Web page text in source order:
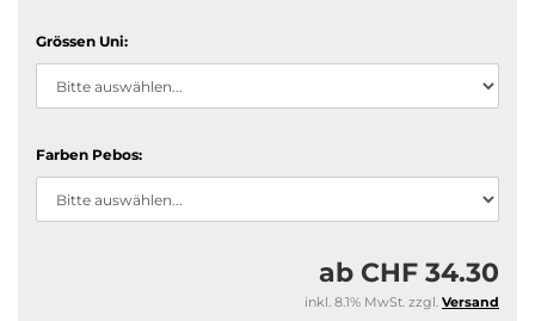
Grössen Uni:
Farben Pebos:
ab CHF 34.30
inkl. 8.1% MwSt. zzgl. Versand